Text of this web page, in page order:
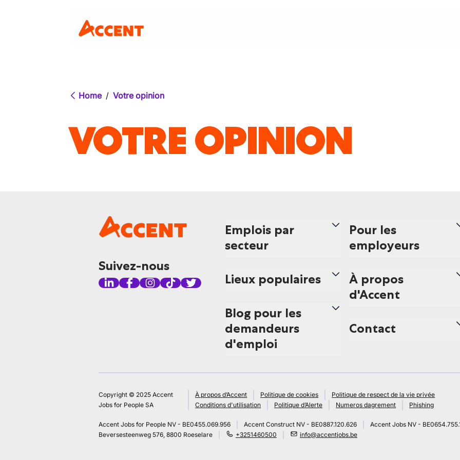
Home / Votre opinion
VOTRE OPINION
Suivez-nous
Emplois par
secteur
Lieux populaires
Blog pour les
demandeurs
d'emploi
Pour les
employeurs
À propos
d'Accent
Contact
Copyright © 2025 Accent
Jobs for People SA
À propos d’Accent Politique de cookies
Politique de respect de la vie privée
Conditions d'utilisation
Politique d’Alerte Numeros dagrement Phishing
Accent Jobs for People NV - BE0455.069.956 Accent Construct NV - BE0887.120.626
Accent Jobs NV -
Beversesteenweg 576, 8800 Roeselare
+3251460500 info@accentjobs.be